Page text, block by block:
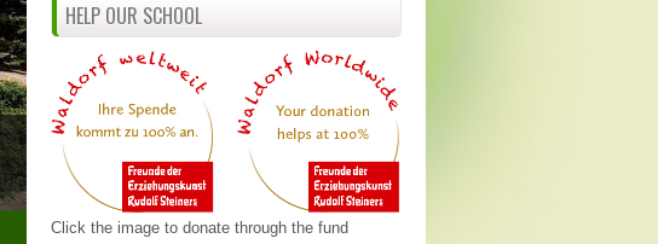
HELP OUR SCHOOL
Click the image to donate through the fund